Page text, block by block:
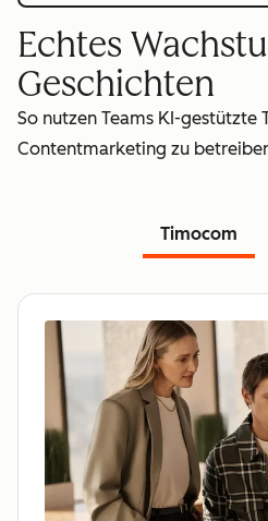
Echtes
Geschichten
So nutzen Teams KI-gestützte
Contentmarketing zu
Timocom